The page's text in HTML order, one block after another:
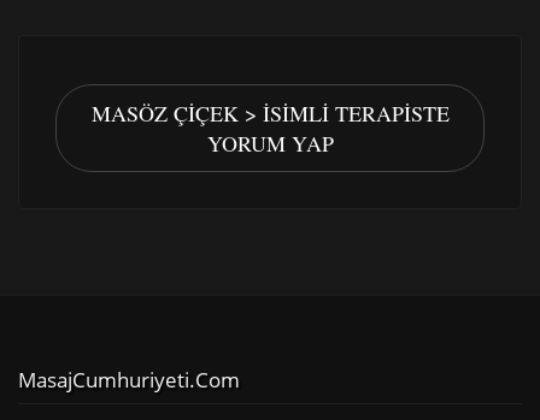
MASÖZ ÇIÇEK > İSIMLI TERAPISTE
YORUM YAP
MasajCumhuriyeti.com